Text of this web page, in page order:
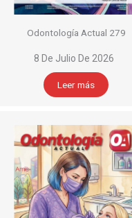
Odontología Actual 279
8 De Julio De 2026
Leer más